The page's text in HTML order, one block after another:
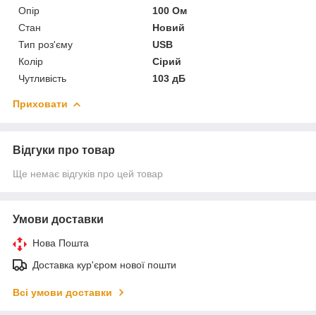
Опір
100 Ом
Стан
Новий
Тип роз'єму
USB
Колір
Сірий
Чутливість
103 дБ
Приховати
Відгуки про товар
Ще немає відгуків про цей товар
Умови доставки
Нова Пошта
Доставка кур'єром нової пошти
Всі умови доставки